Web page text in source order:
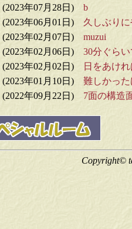
(2023年07月28日) b
(2023年06月01日) 久しぶり
(2023年02月07日) muzui
(2023年02月06日) 30分ぐら
(2023年02月02日)
日をあけ
(2023年01月10日) 難しかっ
(2022年09月22日) 7面の構造
Copyright©